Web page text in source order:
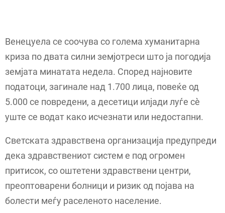
Венецуела се соочува со голема хуманитарна
криза по двата силни земјотреси што ја погодија
земјата минатата недела. Според најновите
податоци, загинале над 1.700 лица, повеќе од
5.000 се повредени, а десетици илјади луѓе сè
уште се водат како исчезнати или недостапни.
Светската здравствена организација предупреди
дека здравствениот систем е под огромен
притисок, со оштетени здравствени центри,
преоптоварени болници и ризик од појава на
болести меѓу раселеното население.